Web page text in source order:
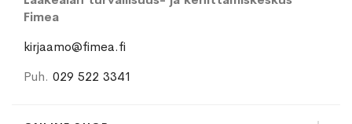
Fimea
kirjaamo@fimea.fi
Puh. 029 522 3341